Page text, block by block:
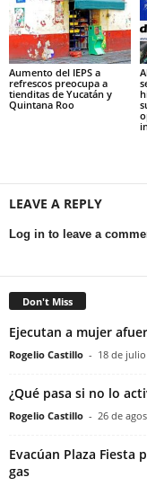
Aumento del IEPS a
refrescos preocupa a
tienditas de Yucatán y
Quintana Roo
LEAVE A REPLY
Log in to leave a
Don't Miss
Ejecutan a mujer
Rogelio Castillo - 18 de
¿Qué pasa si no lo
Rogelio Castillo - 26 de
Evacúan Plaza
gas